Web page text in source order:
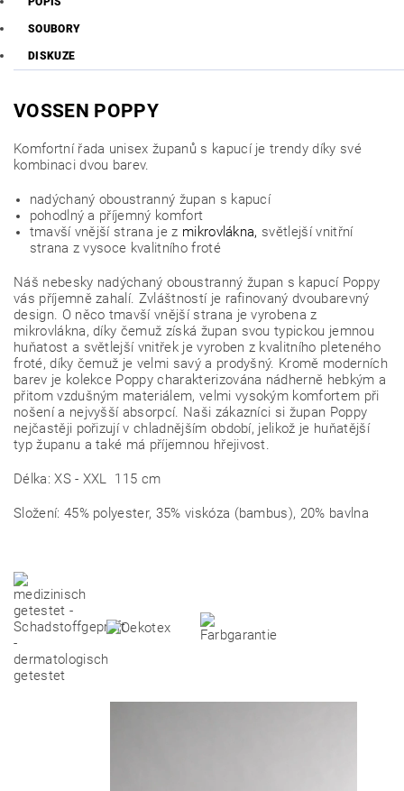
SOUBORY
DISKUZE
VOSSEN POPPY
Komfortní řada unisex županů s kapucí je trendy díky své
kombinaci dvou barev.
nadýchaný oboustranný župan s kapucí
pohodlný a příjemný komfort
tmavší vnější strana je z mikrovlákna, světlejší vnitřní
strana z vysoce kvalitního froté
Náš nebesky nadýchaný oboustranný župan s kapucí Poppy
vás příjemně zahalí. Zvláštností je rafinovaný dvoubarevný
design. O něco tmavší vnější strana je vyrobena z
mikrovlákna, díky čemuž získá župan svou typickou jemnou
huňatost a světlejší vnitřek je vyroben z kvalitního pleteného
froté, díky čemuž je velmi savý a prodyšný. Kromě moderních
barev je kolekce Poppy charakterizována nádherně hebkým a
přitom vzdušným materiálem, velmi vysokým komfortem při
nošení a nejvyšší absorpcí. Naši zákazníci si župan Poppy
nejčastěji pořizují v chladnějším období, jelikož je huňatější
typ županu a také má příjemnou hřejivost.
Délka: XS - XXL 115 cm
Složení: 45% polyester, 35% viskóza (bambus), 20% bavlna